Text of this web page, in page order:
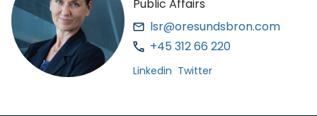
Public Affairs
lsr@oresundsbron.com
+45 312 66 220
Linkedin Twitter